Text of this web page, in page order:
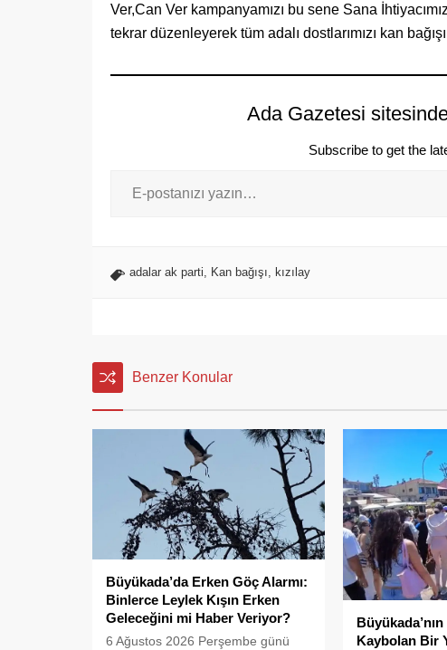
Ver,Can Ver kampanyamızı bu sene Sana
tekrar düzenleyerek tüm adalı dostlarımızı kan
Ada Gazetesi
Subscribe to get the
adalar ak parti, Kan bağışı, kızılay
Benzer Konular
Büyükada’da Erken Göç Alarmı:
Binlerce Leylek Kışın Erken
Geleceğini mi Haber Veriyor?
6 Ağustos 2026 Perşembe günü
Kaybolan Bir